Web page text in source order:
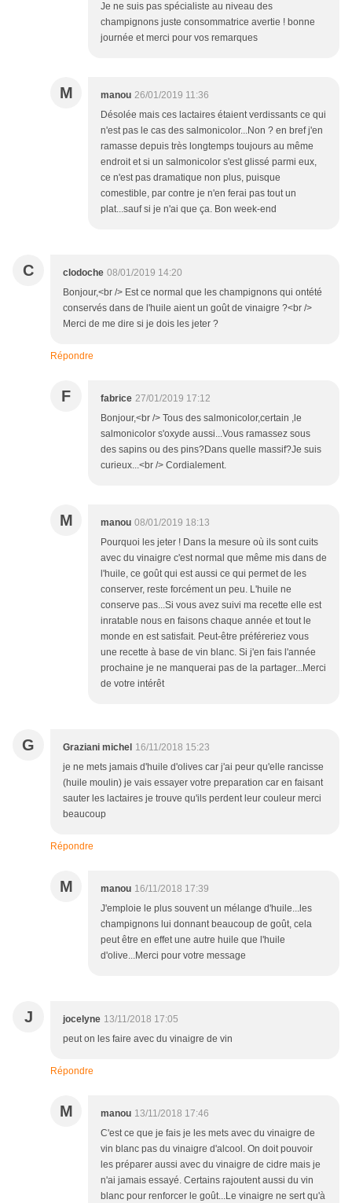
Je ne suis pas spécialiste au niveau des
champignons juste consommatrice avertie ! bonne
journée et merci pour vos remarques
M manou 26/01/2019 11:36
Désolée mais ces lactaires étaient verdissants ce qui
n'est pas le cas des salmonicolor...Non ? en bref j'en
ramasse depuis très longtemps toujours au même
endroit et si un salmonicolor s'est glissé parmi eux,
ce n'est pas dramatique non plus, puisque
comestible, par contre je n'en ferai pas tout un
plat...sauf si je n'ai que ça. Bon week-end
C clodoche 08/01/2019 14:20
Bonjour,<br /> Est ce normal que les champignons qui ontété
conservés dans de l'huile aient un goût de vinaigre ?<br />
Merci de me dire si je dois les jeter ?
Répondre
F fabrice 27/01/2019 17:12
Bonjour,<br /> Tous des salmonicolor,certain ,le
salmonicolor s'oxyde aussi...Vous ramassez sous
des sapins ou des pins?Dans quelle massif?Je suis
curieux...<br /> Cordialement.
M manou 08/01/2019 18:13
Pourquoi les jeter ! Dans la mesure où ils sont cuits
avec du vinaigre c'est normal que même mis dans de
l'huile, ce goût qui est aussi ce qui permet de les
conserver, reste forcément un peu. L'huile ne
conserve pas...Si vous avez suivi ma recette elle est
inratable nous en faisons chaque année et tout le
monde en est satisfait. Peut-être préféreriez vous
une recette à base de vin blanc. Si j'en fais l'année
prochaine je ne manquerai pas de la partager...Merci
de votre intérêt
G Graziani michel 16/11/2018 15:23
je ne mets jamais d'huile d'olives car j'ai peur qu'elle rancisse
(huile moulin) je vais essayer votre preparation car en faisant
sauter les lactaires je trouve qu'ils perdent leur couleur merci
beaucoup
Répondre
M manou 16/11/2018 17:39
J'emploie le plus souvent un mélange d'huile...les
champignons lui donnant beaucoup de goût, cela
peut être en effet une autre huile que l'huile
d'olive...Merci pour votre message
J jocelyne 13/11/2018 17:05
peut on les faire avec du vinaigre de vin
Répondre
M manou 13/11/2018 17:46
C'est ce que je fais je les mets avec du vinaigre de
vin blanc pas du vinaigre d'alcool. On doit pouvoir
les préparer aussi avec du vinaigre de cidre mais je
n'ai jamais essayé. Certains rajoutent aussi du vin
blanc pour renforcer le goût...Le vinaigre ne sert qu'à